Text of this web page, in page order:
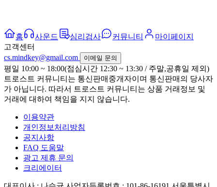
홈 사운드 심리검사 커뮤니티
마이페이지
고객센터
cs.mindkey@gmail.com
이메일 문의
평일 10:00 ~ 18:00(점심시간 12:30 ~ 13:30 / 주말,공휴일 제외)
트로스트 커뮤니티는 통신판매중개자이며 통신판매의 당사자
가 아닙니다. 따라서 트로스트 커뮤니티는 상품 거래정보 및
거래에 대하여 책임을 지지 않습니다.
이용약관
개인정보처리방침
공지사항
FAQ 도움말
광고 제휴 문의
크리에이터